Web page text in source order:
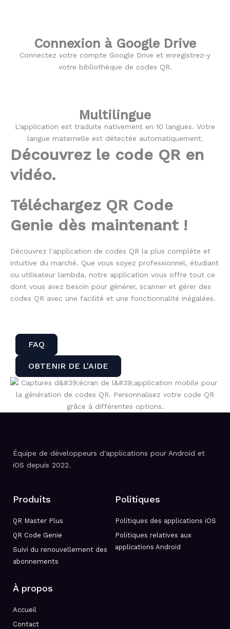
Connexion à Google Drive
Connectez votre compte Google Drive et enregistrez-y
votre bibliothèque de codes QR.
Multilingue
L'application est traduite nativement en 10 langues. Votre
langue maternelle est détectée automatiquement.
Découvrez le code QR en
vidéo.
Téléchargez QR Code
Genie dès maintenant !
Découvrez l'application de codes QR la plus complète et
intuitive du marché. Que vous soyez professionnel, étudiant
ou utilisateur lambda, notre application vous offre tout ce
dont vous avez besoin pour générer, scanner et gérer des
codes QR avec une facilité et une fonctionnalité inégalées.
FAQ
OBTENIR DE L'AIDE
Équipe de développeurs d'applications pour Android et
iOS depuis 2022.
Produits
QR Master Plus
QR Code Genie
Suivi du renouvellement des
abonnements
Politiques
Politiques des applications iOS
Politiques relatives aux
applications Android
À propos
Accueil
Contact